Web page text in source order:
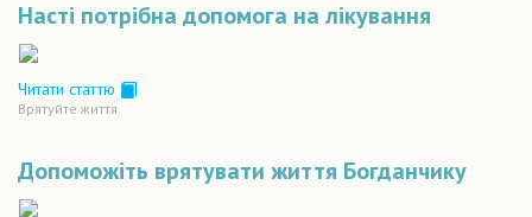
Насті потрібна допомога на лікування
Читати статтю
Врятуйте життя
Допоможіть врятувати життя Богданчику